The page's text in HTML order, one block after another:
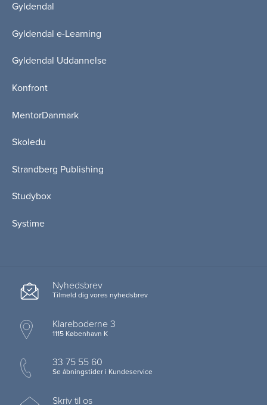
Gyldendal
Gyldendal e-Learning
Gyldendal Uddannelse
Konfront
MentorDanmark
Skoledu
Strandberg Publishing
Studybox
Systime
Nyhedsbrev
Tilmeld dig vores nyhedsbrev
Klareboderne 3
1115 København K
33 75 55 60
Se åbningstider i Kundeservice
Skriv til os